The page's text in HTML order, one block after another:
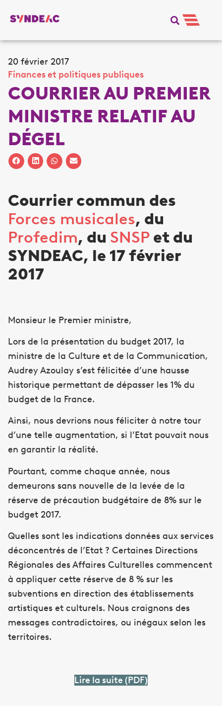
20 février 2017
Finances et politiques publiques
COURRIER AU PREMIER
MINISTRE RELATIF AU
DÉGEL
Courrier commun des
Forces musicales, du
Profedim, du SNSP et du
SYNDEAC, le 17 février
2017
Monsieur le Premier ministre,
Lors de la présentation du budget 2017, la
ministre de la Culture et de la Communication,
Audrey Azoulay s’est félicitée d’une hausse
historique permettant de dépasser les 1% du
budget de la France.
Ainsi, nous devrions nous féliciter à notre tour
d’une telle augmentation, si l’Etat pouvait nous
en garantir la réalité.
Pourtant, comme chaque année, nous
demeurons sans nouvelle de la levée de la
réserve de précaution budgétaire de 8% sur le
budget 2017.
Quelles sont les indications données aux services
déconcentrés de l’Etat ? Certaines Directions
Régionales des Affaires Culturelles commencent
à appliquer cette réserve de 8 % sur les
subventions en direction des établissements
artistiques et culturels. Nous craignons des
messages contradictoires, ou inégaux selon les
territoires.
Lire la suite (PDF)